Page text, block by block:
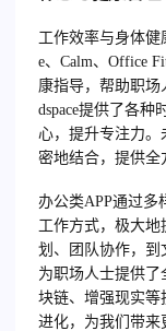
工作效率与身体健
e、Calm、Office
康指导，帮助职场
dspace提供了各
心，提升专注力。
密地结合，提供全
办公类APP通过多
工作方式，极大
划、团队协作，到
为职场人士提供
块链、增强现实等
进化，为我们带来